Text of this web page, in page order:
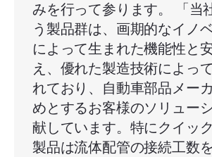
みを行って参ります。 「当
う製品群は、画期的なイノ
によって生まれた機能性と
え、優れた製造技術によっ
れており、自動車部品メー
めとするお客様のソリュー
献しています。特にクイッ
製品は流体配管の接続工数